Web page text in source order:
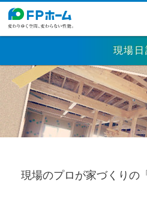
現場日
現場のプロが家づくりの